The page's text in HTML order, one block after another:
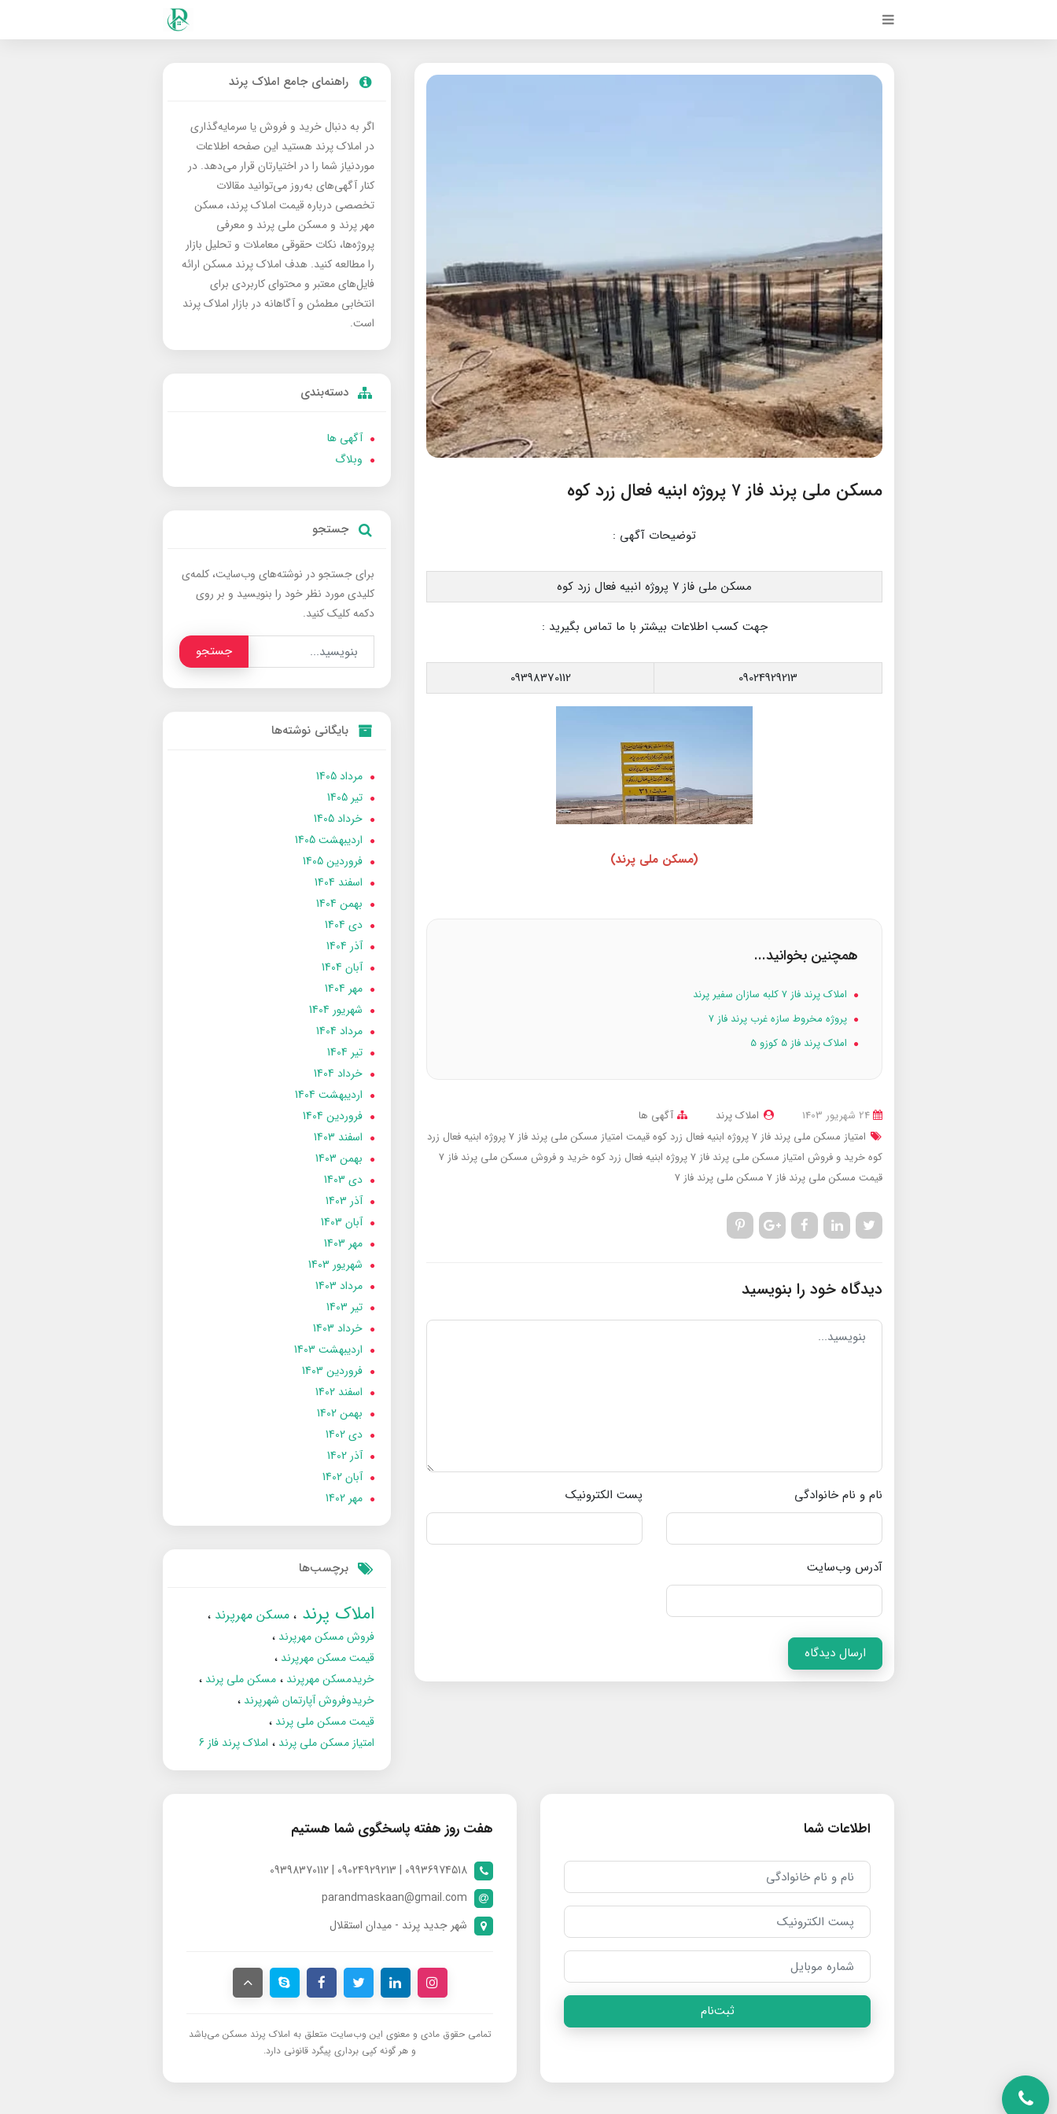
مسکن ملی پرند فاز ۷ پروژه ابنیه فعال زرد کوه
توضیحات آگهی :
مسکن ملی فاز ۷ پروژه انبیه فعال زرد کوه
جهت کسب اطلاعات بیشتر با ما تماس بگیرید :
09024929213
09398370112
(مسکن ملی پرند)
همچنین بخوانید...
املاک پرند فاز ۷ کلبه سازان سفیر پرند
پروژه مخروط سازه غرب پرند فاز ۷
املاک پرند فاز ۵ کوزو 5
املاک پرند
آگهی ها
امتیاز مسکن ملی پرند فاز 7 پروژه ابنیه فعال زرد کوه
قیمت امتیاز مسکن ملی پرند فاز 7 پروژه ابنیه فعال زرد
کوهخرید و فروش امتیاز مسکن ملی پرند فاز 7 پروژه ابنیه فعال زرد کوه
خرید و فروش مسکن ملی پرند فاز 7
قیمت مسکن ملی پرند فاز 7
مسکن ملی پرند فاز 7
دیدگاه خود را بنویسید
نام و نام خانوادگی پست الکترونیک
آدرس وب‌سایت
ارسال دیدگاه
راهنمای جامع املاک پرند
اگر به دنبال خرید و فروش یا سرمایه‌گذاری
در املاک پرند هستید این صفحه اطلاعات
موردنیاز شما را در اختیارتان قرار می‌دهد. در
کنار آگهی‌های به‌روز می‌توانید مقالات
تخصصی درباره قیمت املاک پرند، مسکن
مهر پرند و مسکن ملی پرند و معرفی
پروژه‌ها، نکات حقوقی معاملات و تحلیل بازار
را مطالعه کنید. هدف املاک پرند مسکن ارائه
فایل‌های معتبر و محتوای کاربردی برای
انتخابی مطمئن و آگاهانه در بازار املاک پرند
است.
دسته‌بندی
آگهی ها
وبلاگ
جستجو
برای جستجو در نوشته‌های وب‌سایت، کلمه‌ی
کلیدی مورد نظر خود را بنویسید و بر روی
دکمه کلیک کنید.
جستجو
بایگانی نوشته‌ها
مرداد 1405
تير 1405
خرداد 1405
ارديبهشت 1405
فروردین 1405
اسفند 1404
بهمن 1404
دی 1404
آذر 1404
آبان 1404
مهر 1404
شهریور 1404
مرداد 1404
تير 1404
خرداد 1404
ارديبهشت 1404
فروردین 1404
اسفند 1403
بهمن 1403
دی 1403
آذر 1403
آبان 1403
مهر 1403
شهریور 1403
مرداد 1403
تير 1403
خرداد 1403
ارديبهشت 1403
فروردین 1403
اسفند 1402
بهمن 1402
دی 1402
آذر 1402
آبان 1402
مهر 1402
برچسب‌ها
املاک پرند مسکن مهرپرند
فروش مسکن مهرپرند
قیمت مسکن مهرپرند
خریدمسکن مهرپرند
مسکن ملی پرند
خریدوفروش آپارتمان شهرپرند
قیمت مسکن ملی پرند
امتیاز مسکن ملی پرند
املاک پرند فاز 6
اطلاعات شما
ثبت‌نام
هفت روز هفته پاسخگوی شما هستیم
09936974518 | 09024929213 | 09398370112
parandmaskaan@gmail.com
شهر جدید پرند - میدان استقلال
تمامی حقوق مادی و معنوی این وب‌سایت متعلق به املاک پرند مسکن می‌باشد
و هر گونه کپی برداری پیگرد قانونی دارد.